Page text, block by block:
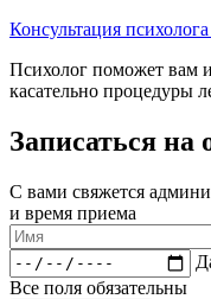
Консультация
Психолог поможет вам
касательно процедуры
Записаться на
С вами свяжется
и время приема​
Все поля обязательны